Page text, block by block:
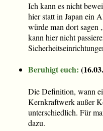
Ich kann es nicht
hier statt in Japan ein
würde man dort
kann hier nicht
Beruhigt euch: (
Die Definition, wann
Kernkraftwerk außer
unterschiedlich. Für
dazu.